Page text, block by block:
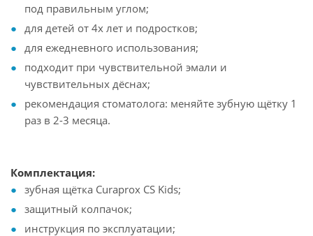
под правильным углом;
для детей от 4х лет и подростков;
для ежедневного использования;
подходит при чувствительной эмали и
чувствительных дёснах;
рекомендация стоматолога: меняйте зубную щётку 1
раз в 2-3 месяца.
Комплектация:
зубная щётка Curaprox CS Kids;
защитный колпачок;
инструкция по эксплуатации;